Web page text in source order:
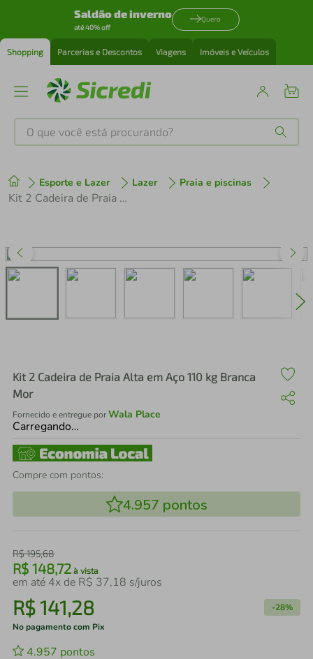
Saldão de inverno
até 40% off
Quero
Shopping Parcerias e Descontos Viagens Imóveis e Veículos
O que você está procurando?
Esporte e Lazer Lazer Praia e piscinas
Kit 2 Cadeira de Praia Alta em Aço 110 kg Branca Mor
Kit 2 Cadeira de Praia Alta em Aço 110 kg Branca
Mor
Fornecido e entregue porWala Place
Carregando…
Compre com pontos:
4.957 pontos
R$195,68
R$ 148,72 à vista
em até 4x de R$ 37,18 s/juros
R$141,28 -28%
No pagamento com Pix
4.957 pontos
1º tenis
perfume